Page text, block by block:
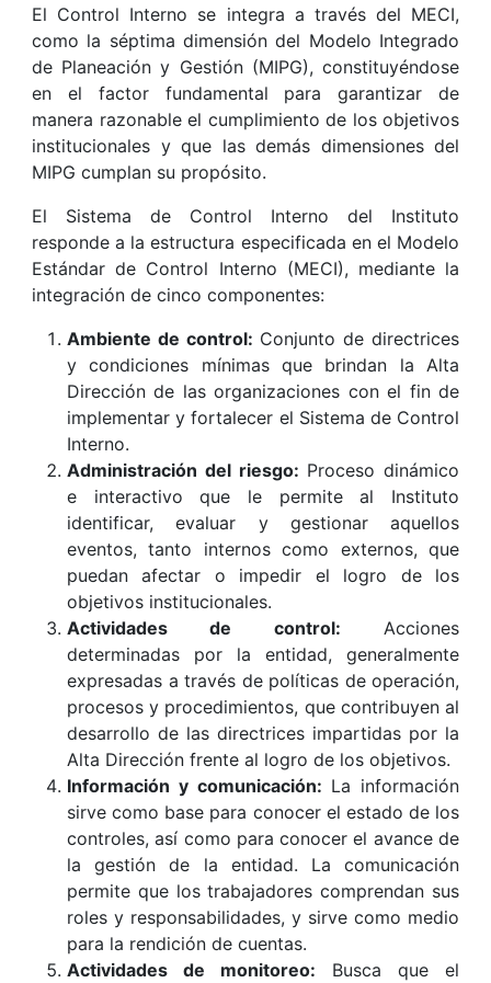
El Control Interno se integra a través del MECI,
como la séptima dimensión del Modelo Integrado
de Planeación y Gestión (MIPG), constituyéndose
en el factor fundamental para garantizar de
manera razonable el cumplimiento de los objetivos
institucionales y que las demás dimensiones del
MIPG cumplan su propósito.
El Sistema de Control Interno del Instituto
responde a la estructura especificada en el Modelo
Estándar de Control Interno (MECI), mediante la
integración de cinco componentes:
Ambiente de control: Conjunto de directrices
y condiciones mínimas que brindan la Alta
Dirección de las organizaciones con el fin de
implementar y fortalecer el Sistema de Control
Interno.
Administración del riesgo: Proceso dinámico
e interactivo que le permite al Instituto
identificar, evaluar y gestionar aquellos
eventos, tanto internos como externos, que
puedan afectar o impedir el logro de los
objetivos institucionales.
Actividades de control: Acciones
determinadas por la entidad, generalmente
expresadas a través de políticas de operación,
procesos y procedimientos, que contribuyen al
desarrollo de las directrices impartidas por la
Alta Dirección frente al logro de los objetivos.
Información y comunicación: La información
sirve como base para conocer el estado de los
controles, así como para conocer el avance de
la gestión de la entidad. La comunicación
permite que los trabajadores comprendan sus
roles y responsabilidades, y sirve como medio
para la rendición de cuentas.
Actividades de monitoreo: Busca que el